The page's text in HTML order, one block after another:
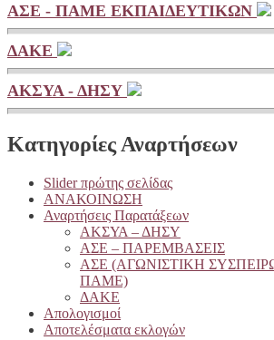
ΑΣΕ - ΠΑΜΕ ΕΚΠΑΙΔΕΥΤΙΚΩΝ
ΔΑΚΕ
ΑΚΣΥΑ - ΔΗΣΥ
Κατηγορίες Αναρτήσεων
Slider πρώτης σελίδας
ΑΝΑΚΟΙΝΩΣΗ
Αναρτήσεις Παρατάξεων
ΑΚΣΥΑ – ΔΗΣΥ
ΑΣΕ – ΠΑΡΕΜΒΑΣΕΙΣ
ΑΣΕ (ΑΓΩΝΙΣΤΙΚΗ
ΠΑΜΕ)
ΔΑΚΕ
Απολογισμοί
Αποτελέσματα εκλογών